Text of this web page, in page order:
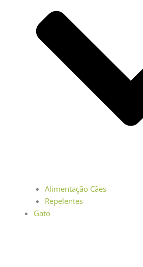
Alimentação Cães
Repelentes
Gato